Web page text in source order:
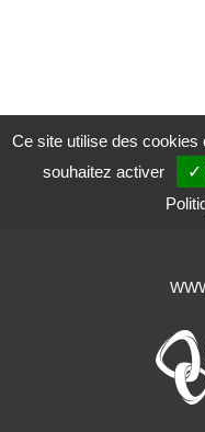
Ce site utilise des
souhaitez activer
✓